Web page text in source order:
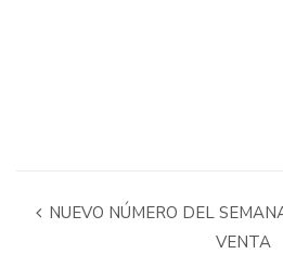
NUEVO NÚMERO DEL
VENTA